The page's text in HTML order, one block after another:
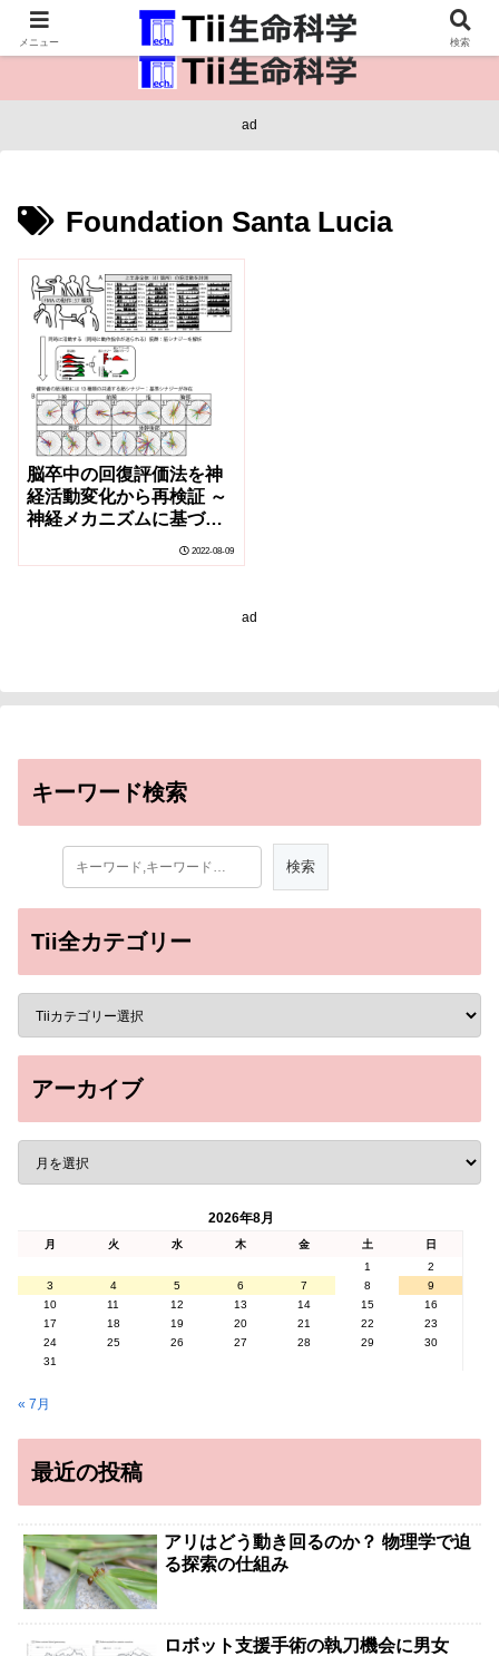
医療保健・生命・生物の情報インフラ。
ad
Foundation Santa Lucia
脳卒中の回復評価法を神
経活動変化から再検証 ～
神経メカニズムに基づく
脳卒中回復評価への応用
に期待～
2022-08-09
ad
キーワード検索
Tii全カテゴリー
アーカイブ
2026年8月
月 火 水 木 金 土
日
1
2
3
4 5 6 7 8
9
10
11 12 13 14 15
16
17
18 19 20 21 22
23
24
25 26 27 28 29
30
31
« 7月
最近の投稿
アリはどう動き回るのか？ 物理学で迫
る探索の仕組み
ロボット支援手術の執刀機会に男女
メニュー 検索